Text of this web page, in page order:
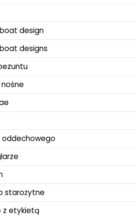
design
designs
oddechowego
starożytne
z etykietą